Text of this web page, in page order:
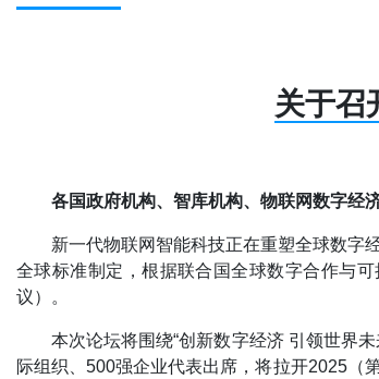
关于召
各国政府机构、智库机构、物联网数字经
新一代物联网智能科技正在重塑全球数字
全球标准制定，根据联合国全球数字合作与
议）。
本次论坛将围绕“创新数字经济 引领世界
际组织、500强企业代表出席，将拉开2025（